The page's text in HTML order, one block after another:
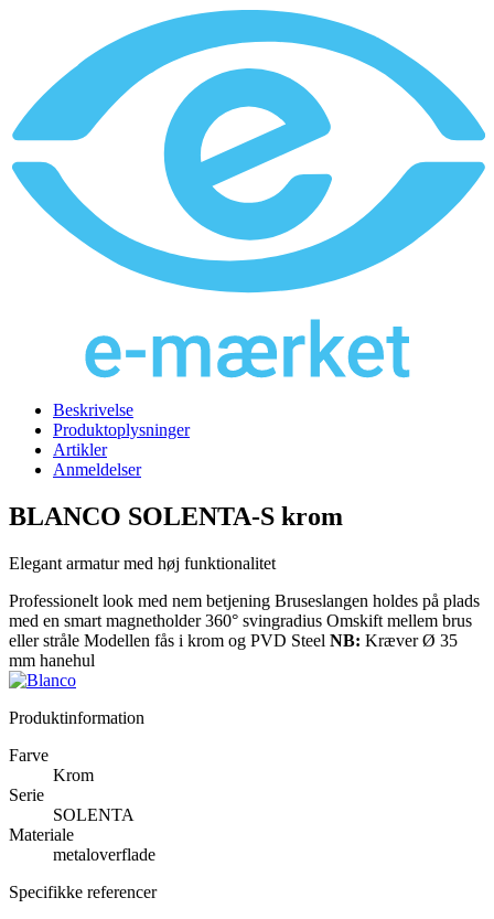
Beskrivelse
Produktoplysninger
Artikler
Anmeldelser
BLANCO SOLENTA-S krom
Elegant armatur med høj funktionalitet
Professionelt look med nem betjening Bruseslangen holdes på plads
med en smart magnetholder 360° svingradius Omskift mellem brus
eller stråle Modellen fås i krom og PVD Steel NB: Kræver Ø 35
mm hanehul
Produktinformation
Farve
Krom
Serie
SOLENTA
Materiale
metaloverflade
Specifikke referencer